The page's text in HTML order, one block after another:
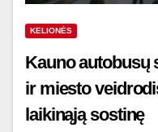
KELIONĖS
Kauno autobusų
ir miesto
laikinąją sostinę